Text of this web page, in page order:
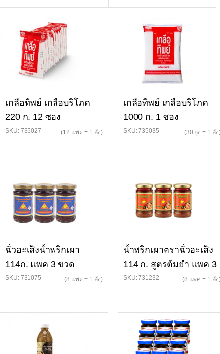
เกลือทิพย์ เกลือบริโภค
220 ก. 12 ซอง
SKU: 735027 (12 แพค = 1 ลัง)
เกลือทิพย์ เกลือบริโภค
1000 ก. 1 ซอง
SKU: 735035 (30 ถุง = 1 ลัง)
ฉั่วฮะเส็งน้ำพริกเผา
114ก. แพค 3 ขวด
SKU: 731075 (8 แพค = 1 ลัง)
น้ำพริกเผาตราฉั่วฮะเส็ง
114 ก. สูตรต้มยำ แพค 3
SKU: 731232 (8 แพค = 1 ลัง)